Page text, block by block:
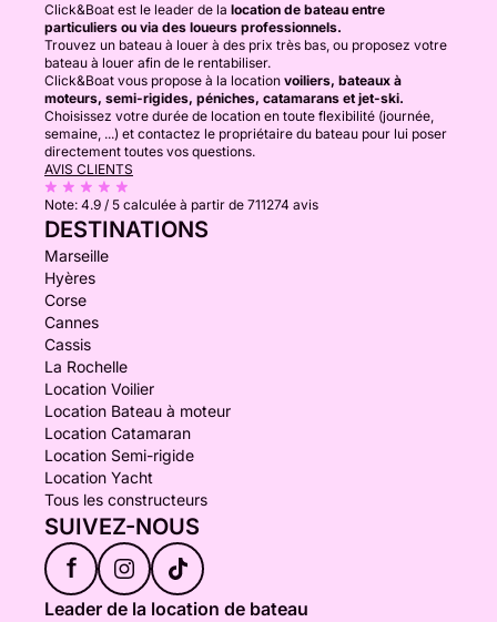
Click&Boat est le leader de la location de bateau entre
particuliers ou via des loueurs professionnels.
Trouvez un bateau à louer à des prix très bas, ou proposez votre
bateau à louer afin de le rentabiliser.
Click&Boat vous propose à la location voiliers, bateaux à
moteurs, semi-rigides, péniches, catamarans et jet-ski.
Choisissez votre durée de location en toute flexibilité (journée,
semaine, ...) et contactez le propriétaire du bateau pour lui poser
directement toutes vos questions.
AVIS CLIENTS
Note: 4.9 / 5 calculée à partir de 711274 avis
DESTINATIONS
Marseille
Hyères
Corse
Cannes
Cassis
La Rochelle
Location Voilier
Location Bateau à moteur
Location Catamaran
Location Semi-rigide
Location Yacht
Tous les constructeurs
SUIVEZ-NOUS
f
Leader de la location de bateau